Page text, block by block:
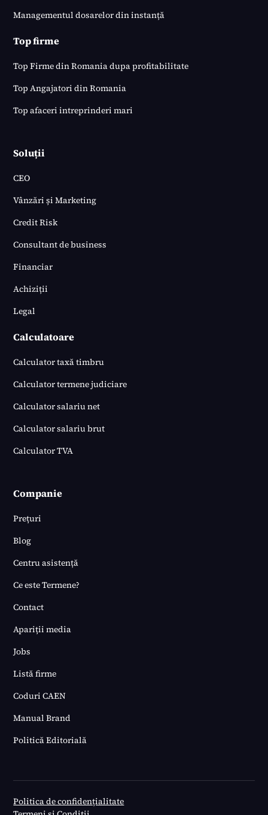
Managementul dosarelor din instanță
Top firme
Top Firme din Romania dupa profitabilitate
Top Angajatori din Romania
Top afaceri intreprinderi mari
Soluții
CEO
Vânzări și Marketing
Credit Risk
Consultant de business
Financiar
Achiziții
Legal
Calculatoare
Calculator taxă timbru
Calculator termene judiciare
Calculator salariu net
Calculator salariu brut
Calculator TVA
Companie
Prețuri
Blog
Centru asistență
Ce este Termene?
Contact
Apariții media
Jobs
Listă firme
Coduri CAEN
Manual Brand
Politică Editorială
Politica de confidențialitate